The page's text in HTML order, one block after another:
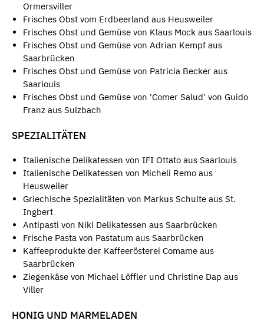
Ormersviller
Frisches Obst vom Erdbeerland aus Heusweiler
Frisches Obst und Gemüse von Klaus Mock aus Saarlouis
Frisches Obst und Gemüse von Adrian Kempf aus
Saarbrücken
Frisches Obst und Gemüse von Patricia Becker aus
Saarlouis
Frisches Obst und Gemüse von 'Comer Salud' von Guido
Franz aus Sulzbach
SPEZIALITÄTEN
Italienische Delikatessen von IFI Ottato aus Saarlouis
Italienische Delikatessen von Micheli Remo aus
Heusweiler
Griechische Spezialitäten von Markus Schulte aus St.
Ingbert
Antipasti von Niki Delikatessen aus Saarbrücken
Frische Pasta von Pastatum aus Saarbrücken
Kaffeeprodukte der Kaffeerösterei Comame aus
Saarbrücken
Ziegenkäse von Michael Löffler und Christine Dap aus
Viller
HONIG UND MARMELADEN